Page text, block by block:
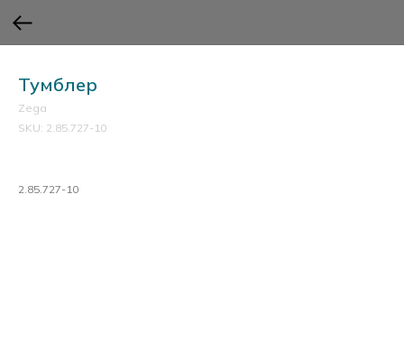
Тумблер
Zega
SKU: 2.85.727-10
2.85.727-10